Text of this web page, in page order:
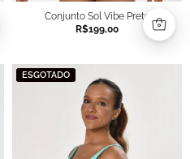
Conjunto Sol Vibe Preto
R$199,00
ESGOTADO